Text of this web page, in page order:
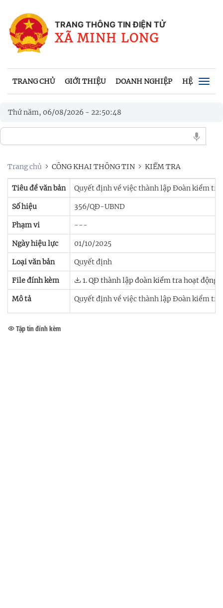
TRANG THÔNG TIN ĐIỆN TỬ
XÃ MINH LONG
TRANG CHỦ GIỚI THIỆU DOANH NGHIỆP HỆ THỐNG
Thứ năm, 06/08/2026 - 22:50:49
Trang chủ CÔNG KHAI THÔNG TIN KIỂM TRA
Tiêu đề văn bản Quyết định về việc thành lập Đoàn kiểm
Số hiệu 356/QĐ-UBND
Phạm vi ---
Ngày hiệu lực 01/10/2025
Loại văn bản Quyết định
File đính kèm 1. QĐ thành lập đoàn kiểm tra hoạt động
Mô tả Quyết định về việc thành lập Đoàn kiểm
Tập tin đính kèm